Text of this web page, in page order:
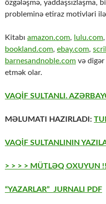
özgələşmə, yaddaşsızlaşma,
probleminə etiraz motivləri
Kitabı amazon.com, lulu.com,
bookland.com, ebay.com,
barnesandnoble.com və
etmək olar.
VAQİF SULTANLI.
MƏLUMATI HAZIRLADI:
VAQİF SULTANLININ
> > > > MÜTLƏQ OXUYUN
“YAZARLAR” JURNALI PDF